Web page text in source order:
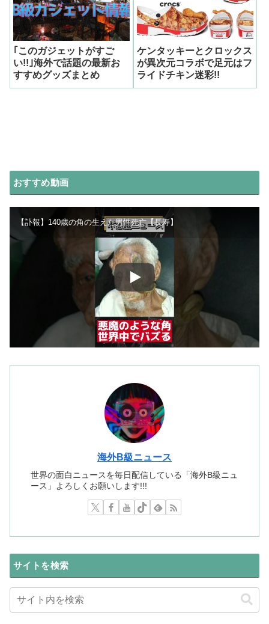
｢このガジェットがすご
い!!｣海外で話題の最新お
すすめグッズまとめ
ケンタッキーとクロックス
が異次元コラボで足元はフ
ライドチキン迷彩!!
おすすめ動画
【訃報】140歳の角の生えた男性死亡【長寿】
海外B級ニュース
世界の面白ニュースを毎日配信している「海外B級ニュ
ース」よろしくお願いします!!!
サイトを検索